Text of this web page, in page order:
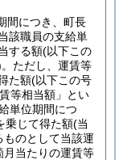
間につき、町長
該職員の支給単
する額(以下この
。 ただし、運賃等
た額(以下この号
等相当額」とい
単位期間につ
乗じて得た額(当
のとして当該運
当たりの運賃等